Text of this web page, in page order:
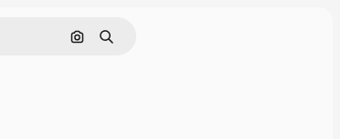
Pesquisar por imagem
Buscar